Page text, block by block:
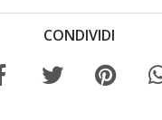
CONDIVIDI